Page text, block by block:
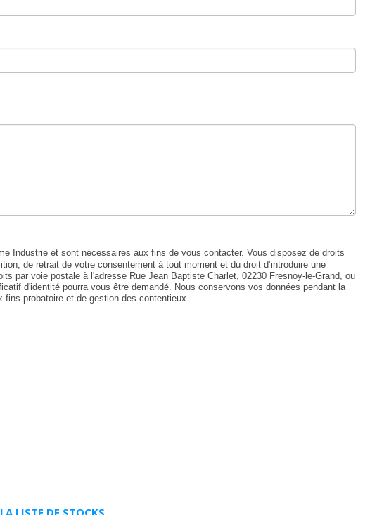
Industrie et sont nécessaires aux fins de vous contacter. Vous disposez de droits
de retrait de votre consentement à tout moment et du droit d’introduire une
par voie postale à l'adresse Rue Jean Baptiste Charlet, 02230 Fresnoy-le-Grand, ou
d'identité pourra vous être demandé. Nous conservons vos données pendant la
probatoire et de gestion des contentieux.